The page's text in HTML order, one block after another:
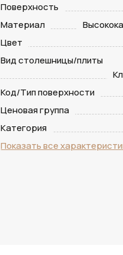
Поверхность
Материал
Цвет
Вид столешницы/плиты
Код/Тип поверхности
Ценовая группа
Категория
Показать все